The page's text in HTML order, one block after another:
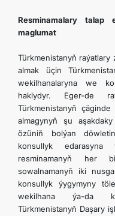
Resminamalary talap
maglumat
Türkmenistanyň raýatlary
almak üçin
wekilhanalaryna we
haklydyr. Eger-de
Türkmenistanyň
almagynyň şu
özüniň bolýan
konsullyk
resminamanyň her
sowalnamanyň iki
konsullyk ýygymyny
wekilhana ýa-da
Türkmenistanyň Daşary